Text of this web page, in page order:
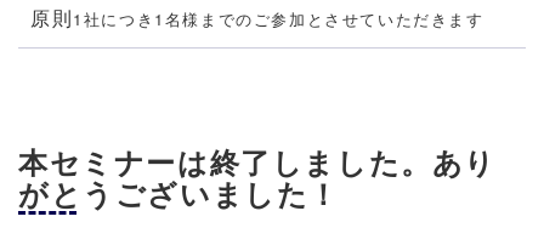
原則1社につき1名様までのご参加とさせていただきます
本セミナーは終了しました。あり
がとうございました！